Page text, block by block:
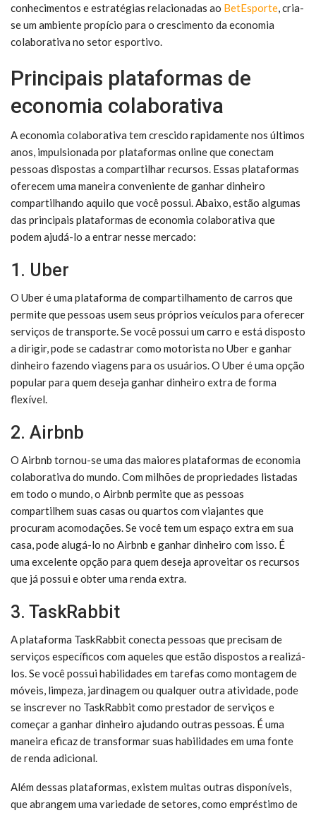
conhecimentos e estratégias relacionadas ao BetEsporte, cria-
se um ambiente propício para o crescimento da economia
colaborativa no setor esportivo.
Principais plataformas de
economia colaborativa
A economia colaborativa tem crescido rapidamente nos últimos
anos, impulsionada por plataformas online que conectam
pessoas dispostas a compartilhar recursos. Essas plataformas
oferecem uma maneira conveniente de ganhar dinheiro
compartilhando aquilo que você possui. Abaixo, estão algumas
das principais plataformas de economia colaborativa que
podem ajudá-lo a entrar nesse mercado:
1. Uber
O Uber é uma plataforma de compartilhamento de carros que
permite que pessoas usem seus próprios veículos para oferecer
serviços de transporte. Se você possui um carro e está disposto
a dirigir, pode se cadastrar como motorista no Uber e ganhar
dinheiro fazendo viagens para os usuários. O Uber é uma opção
popular para quem deseja ganhar dinheiro extra de forma
flexível.
2. Airbnb
O Airbnb tornou-se uma das maiores plataformas de economia
colaborativa do mundo. Com milhões de propriedades listadas
em todo o mundo, o Airbnb permite que as pessoas
compartilhem suas casas ou quartos com viajantes que
procuram acomodações. Se você tem um espaço extra em sua
casa, pode alugá-lo no Airbnb e ganhar dinheiro com isso. É
uma excelente opção para quem deseja aproveitar os recursos
que já possui e obter uma renda extra.
3. TaskRabbit
A plataforma TaskRabbit conecta pessoas que precisam de
serviços específicos com aqueles que estão dispostos a realizá-
los. Se você possui habilidades em tarefas como montagem de
móveis, limpeza, jardinagem ou qualquer outra atividade, pode
se inscrever no TaskRabbit como prestador de serviços e
começar a ganhar dinheiro ajudando outras pessoas. É uma
maneira eficaz de transformar suas habilidades em uma fonte
de renda adicional.
Além dessas plataformas, existem muitas outras disponíveis,
que abrangem uma variedade de setores, como empréstimo de